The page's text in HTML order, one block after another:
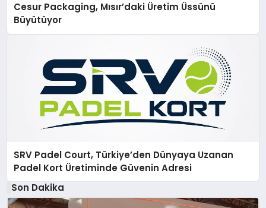
Cesur Packaging, Mısır’daki Üretim Üssünü
Büyütüyor
SRV Padel Court, Türkiye’den Dünyaya Uzanan
Padel Kort Üretiminde Güvenin Adresi
Son Dakika